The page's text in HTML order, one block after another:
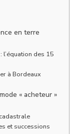
en terre
des 15
à Bordeaux
« acheteur »
et successions